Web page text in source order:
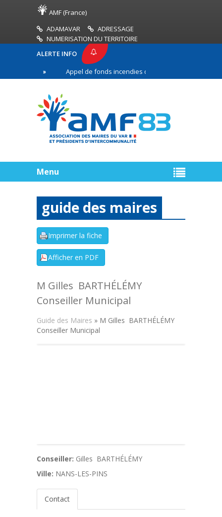
AMF (France)
ADAMAVAR
ADRESSAGE
NUMERISATION DU TERRITOIRE
ALERTE INFO
Appel de fonds incendies de forêt
ligne
Menu
guide des maires
M Gilles BARTHÉLÉMY
Conseiller Municipal
Guide des Maires » M Gilles BARTHÉLÉMY
Conseiller Municipal
Conseiller: Gilles BARTHÉLÉMY
Ville: NANS-LES-PINS
Contact